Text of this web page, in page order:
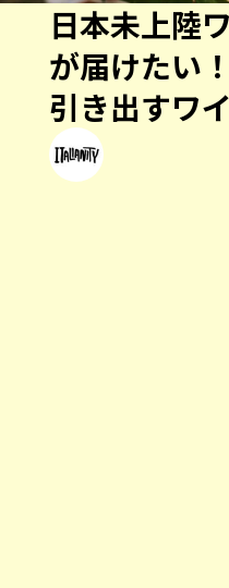
日本未上陸
が届けたい
引き出すワ